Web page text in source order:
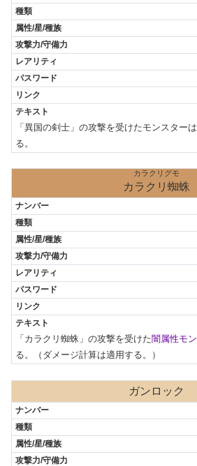
「異国の剣士」の攻撃を受けたモンスター
る。
カラクリグモ
カラクリ蜘蛛
「カラクリ蜘蛛」の攻撃を受けた闇属性モ
る。（ダメージ計算は適用する。）
ガンロック